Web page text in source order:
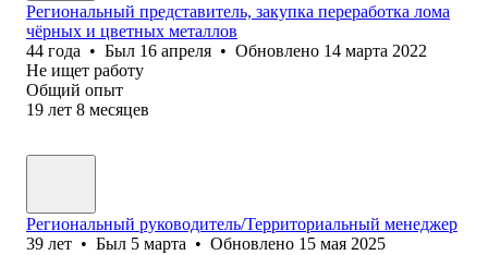
Региональный представитель, закупка переработка лома
чёрных и цветных металлов
44 года • Был 16 апреля • Обновлено 14 марта 2022
Не ищет работу
Общий опыт
19 лет 8 месяцев
Региональный руководитель/Территориальный менеджер
39 лет • Был 5 марта • Обновлено 15 мая 2025